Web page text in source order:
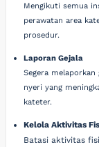
Mengikuti semua
perawatan area
prosedur.
Laporan Gejala
Segera
nyeri yang
kateter.
Kelola Aktivitas
Batasi aktivitas